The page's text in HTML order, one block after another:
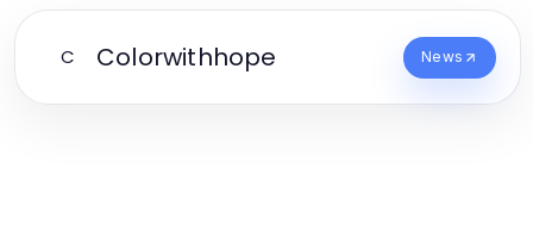
C Colorwithhope News